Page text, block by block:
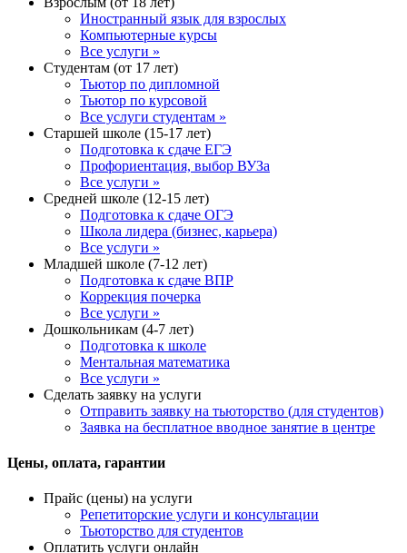
Иностранный язык для взрослых
Компьютерные курсы
Все услуги »
Студентам (от 17 лет)
Тьютор по дипломной
Тьютор по курсовой
Все услуги студентам »
Старшей школе (15-17 лет)
Подготовка к сдаче ЕГЭ
Профориентация, выбор ВУЗа
Все услуги »
Средней школе (12-15 лет)
Подготовка к сдаче ОГЭ
Школа лидера (бизнес, карьера)
Все услуги »
Младшей школе (7-12 лет)
Подготовка к сдаче ВПР
Коррекция почерка
Все услуги »
Дошкольникам (4-7 лет)
Подготовка к школе
Ментальная математика
Все услуги »
Сделать заявку на услуги
Отправить заявку на тьюторство (для студентов)
Заявка на бесплатное вводное занятие в центре
Цены, оплата, гарантии
Прайс (цены) на услуги
Репетиторские услуги и консультации
Тьюторство для студентов
Оплатить услуги онлайн